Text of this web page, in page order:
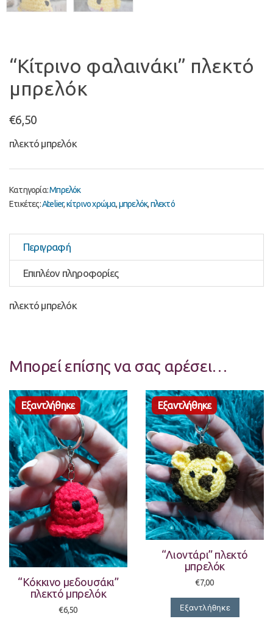
“Κίτρινο φαλαινάκι” πλεκτό
μπρελόκ
€6,50
πλεκτό μπρελόκ
Κατηγορία:Μπρελόκ
Ετικέτες:Atelier,κίτρινο χρώμα,μπρελόκ,πλεκτό
Περιγραφή
Επιπλέον πληροφορίες
πλεκτό μπρελόκ
Μπορεί επίσης να σας αρέσει…
“Κόκκινο μεδουσάκι”
πλεκτό μπρελόκ
€6,50
“Λιοντάρι” πλεκτό
μπρελόκ
€7,00
Εξαντλήθηκε